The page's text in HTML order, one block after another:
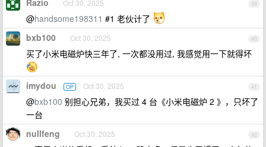
39
Oct 30, 2025
@handsome198311 #1 老伙计了
40
bxb100 Oct 30, 2025
买了小米电磁炉快三年了, 一次都没用过, 我感觉用一下就得坏
41
imydou OP Oct 30, 2025
@bxb100 别担心兄弟，我买过 4 台《小米电磁炉 2 》，只坏了
一台
42
nullfeng Oct 30, 2025